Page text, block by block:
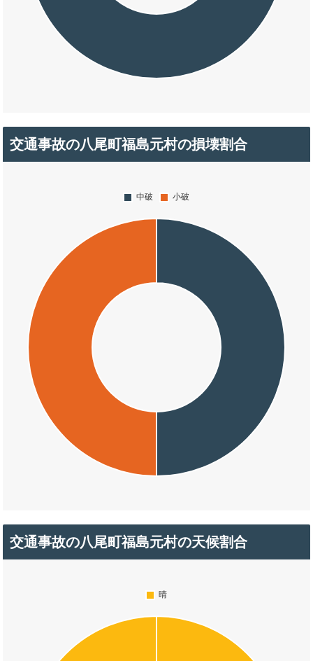
交通事故の八尾町福島元村の損壊割合
交通事故の八尾町福島元村の天候割合